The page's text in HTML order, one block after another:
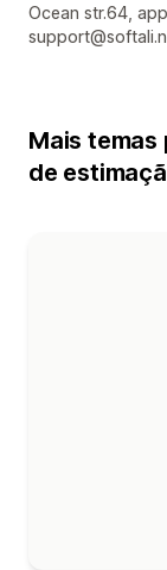
Detalhes de
Ocean str.64,
Mais temas
de